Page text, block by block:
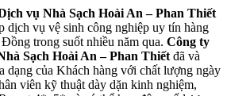
vụ Nhà Sạch Hoài An – Phan Thiết
dịch vụ vệ sinh công nghiệp uy tín hàng
trong suốt nhiều năm qua. Công ty
Sạch Hoài An – Phan Thiết đã và
dạng của Khách hàng với chất lượng ngày
viên kỹ thuật dày dặn kinh nghiệm,